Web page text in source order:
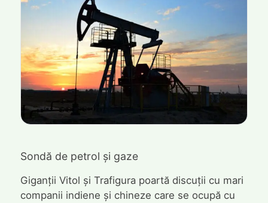
Sondă de petrol și gaze
Giganții Vitol și Trafigura poartă discuții cu mari
companii indiene și chineze care se ocupă cu